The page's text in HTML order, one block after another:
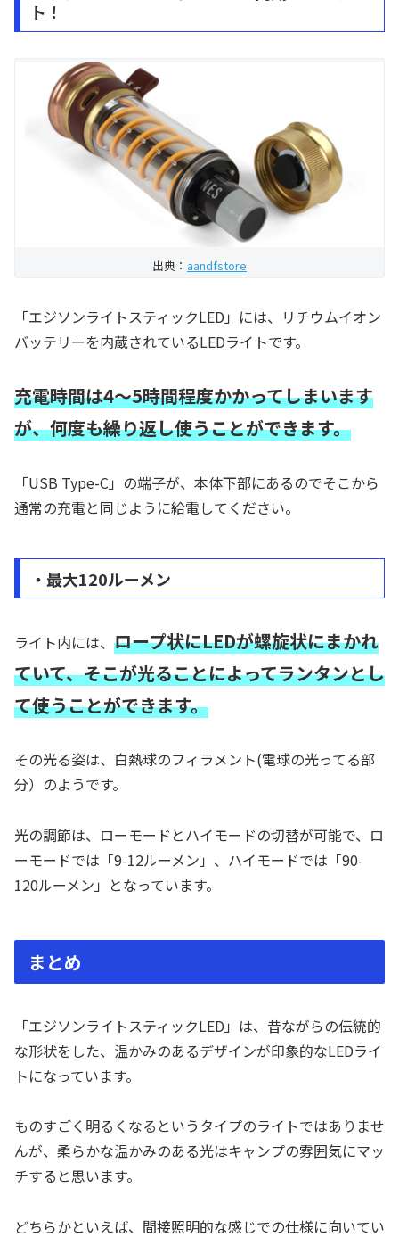
ト！
出典： aandfstore
「エジソンライトスティックLED」には、リチウムイオン
バッテリーを内蔵されているLEDライトです。
充電時間は4～5時間程度かかってしまいます
が、何度も繰り返し使うことができます。
「USB Type-C」の端子が、本体下部にあるのでそこから
通常の充電と同じように給電してください。
・最大120ルーメン
ライト内には、 ロープ状にLEDが螺旋状にまかれ
ていて、そこが光ることによってランタンとし
て使うことができます。
その光る姿は、白熱球のフィラメント(電球の光ってる部
分）のようです。
光の調節は、ローモードとハイモードの切替が可能で、ロ
ーモードでは「9-12ルーメン」、ハイモードでは「90-
120ルーメン」となっています。
まとめ
「エジソンライトスティックLED」は、昔ながらの伝統的
な形状をした、温かみのあるデザインが印象的なLEDライ
トになっています。
ものすごく明るくなるというタイプのライトではありませ
んが、柔らかな温かみのある光はキャンプの雰囲気にマッ
チすると思います。
どちらかといえば、間接照明的な感じでの仕様に向いてい